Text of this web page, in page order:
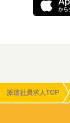
派遣社員求人TOP